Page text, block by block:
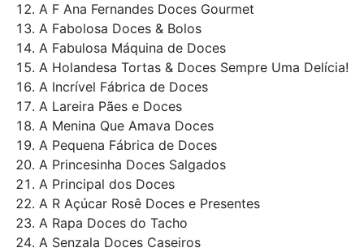
A F Ana Fernandes Doces Gourmet
A Fabolosa Doces & Bolos
A Fabulosa Máquina de Doces
A Holandesa Tortas & Doces Sempre Uma Delícia!
A Incrível Fábrica de Doces
A Lareira Pães e Doces
A Menina Que Amava Doces
A Pequena Fábrica de Doces
A Princesinha Doces Salgados
A Principal dos Doces
A R Açúcar Rosê Doces e Presentes
A Rapa Doces do Tacho
A Senzala Doces Caseiros